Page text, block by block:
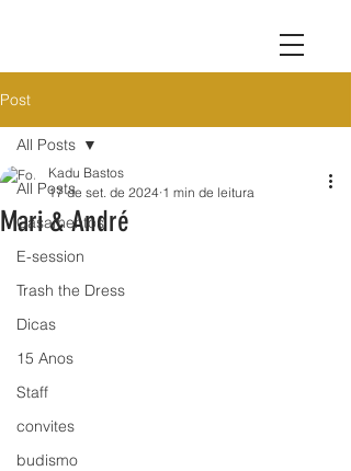
Post
All Posts
Casamentos
E-session
Trash the Dress
Dicas
15 Anos
Staff
convites
budismo
All Posts
Mari & André
Kadu Bastos
17 de set. de 2024 1 min de leitura